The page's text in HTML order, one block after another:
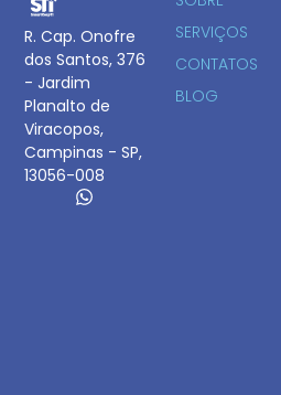
R. Cap. Onofre
dos Santos, 376
- Jardim
Planalto de
Viracopos,
Campinas - SP,
13056-008
SERVIÇOS
CONTATOS
BLOG